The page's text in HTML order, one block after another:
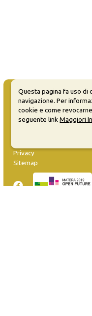
MATERA WELCOME
Privacy
Sitemap
Questa pagina fa uso di
navigazione. Per
cookie e come
seguente linkMaggiori